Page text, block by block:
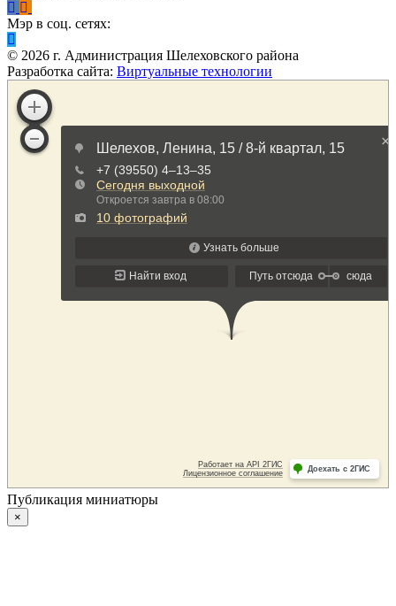
Мэр в соц. сетях:
© 2026 г. Администрация Шелеховского района
Разработка сайта: Виртуальные технологии
Публикация миниатюры
×